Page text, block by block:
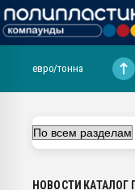
ближайшее подмосковье, с.-
Подмосковье, Москва
первый план в переработке
евро/тонна
НОВОСТИ КАТАЛОГ